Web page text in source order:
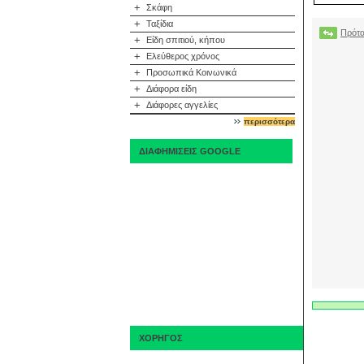
+ Σκάφη
+ Ταξίδια
+ Είδη σπιτιού, κήπου
+ Ελεύθερος χρόνος
+ Προσωπικά Κοινωνικά
+ Διάφορα είδη
+ Διάφορες αγγελίες
περισσότερα
ΔΙΑΦΗΜΙΣΕΙΣ GOOGLE
ΧΟΡΗΓΟΣ